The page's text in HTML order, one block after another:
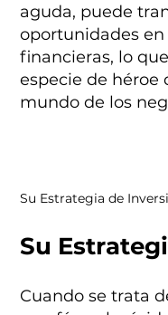
Su Estrategia de
Su
Cuando se trata
aguda, puede
oportunidades
financieras, lo
especie de héroe
mundo de los